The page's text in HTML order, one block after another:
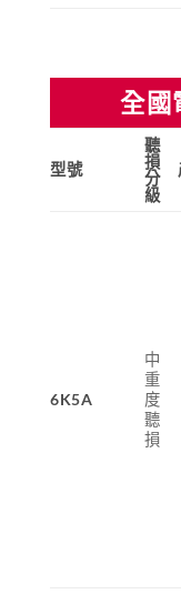
全國
型號
聽
損
分
級
6K5A
中
重
度
聽
損